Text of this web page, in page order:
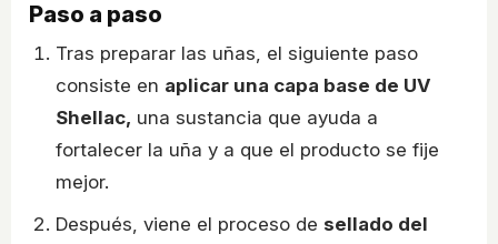
Paso a paso
Tras preparar las uñas, el siguiente paso
consiste en aplicar una capa base de UV
Shellac, una sustancia que ayuda a
fortalecer la uña y a que el producto se fije
mejor.
Después, viene el proceso de sellado del